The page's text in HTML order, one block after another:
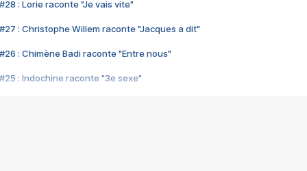
#28 : Lorie raconte "Je vais vite"
#27 : Christophe Willem raconte "Jacques a dit"
#26 : Chimène Badi raconte "Entre nous"
#25 : Indochine raconte "3e sexe"